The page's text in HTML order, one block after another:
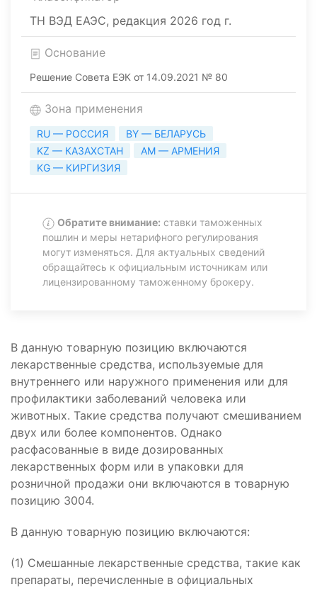
ТН ВЭД ЕАЭС, редакция 2026 год г.
Основание
Решение Совета ЕЭК от 14.09.2021 № 80
Зона применения
RU — РОССИЯ
BY — БЕЛАРУСЬ
KZ — КАЗАХСТАН
AM — АРМЕНИЯ
KG — КИРГИЗИЯ
Обратите внимание: ставки таможенных
пошлин и меры нетарифного регулирования
могут изменяться. Для актуальных сведений
обращайтесь к официальным источникам или
лицензированному таможенному брокеру.
В данную товарную позицию включаются
лекарственные средства, используемые для
внутреннего или наружного применения или для
профилактики заболеваний человека или
животных. Такие средства получают смешиванием
двух или более компонентов. Однако
расфасованные в виде дозированных
лекарственных форм или в упаковки для
розничной продажи они включаются в товарную
позицию 3004.
В данную товарную позицию включаются:
(1) Смешанные лекарственные средства, такие как
препараты, перечисленные в официальных